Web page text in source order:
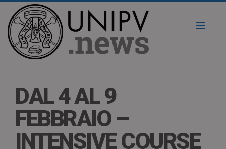
DAL 4 AL 9
FEBBRAIO –
INTENSIVE COURSE